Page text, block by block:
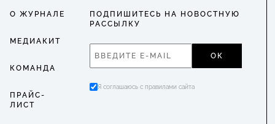
О ЖУРНАЛЕ
МЕДИАКИТ
КОМАНДА
ПРАЙС-
ЛИСТ
ПОДПИШИТЕСЬ НА НОВОСТНУЮ
РАССЫЛКУ
ОК
Я соглашаюсь с правилами сайта